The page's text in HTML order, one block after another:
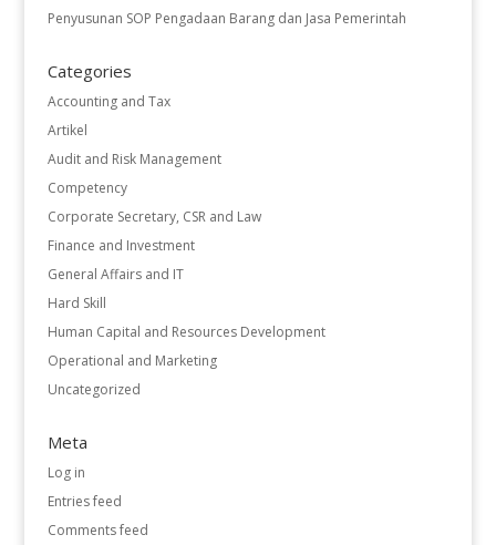
Penyusunan SOP Pengadaan Barang dan Jasa Pemerintah
Categories
Accounting and Tax
Artikel
Audit and Risk Management
Competency
Corporate Secretary, CSR and Law
Finance and Investment
General Affairs and IT
Hard Skill
Human Capital and Resources Development
Operational and Marketing
Uncategorized
Meta
Log in
Entries feed
Comments feed